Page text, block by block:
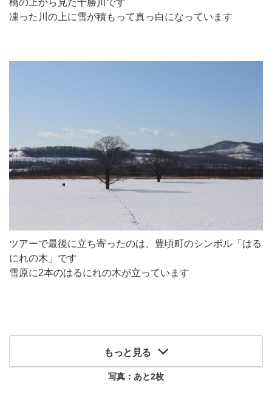
橋の上から見た十勝川です
凍った川の上に雪が積もって真っ白になっています
ツアーで最後に立ち寄ったのは、豊頃町のシンボル「はる
にれの木」です
雪原に2本のはるにれの木が立っています
もっと見る
写真：あと2枚